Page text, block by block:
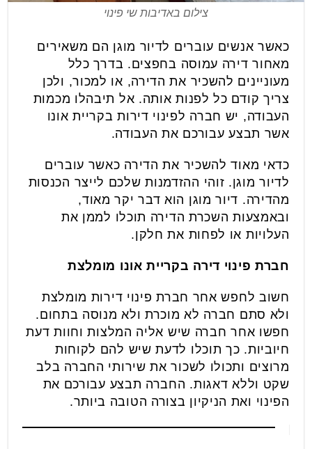
צילום באדיבות שי פינוי
כאשר אנשים עוברים לדיור מוגן הם משאירים
מאחור דירה עמוסה בחפצים. בדרך כלל
מעוניינים להשכיר את הדירה, או למכור, ולכן
צריך קודם כל לפנות אותה. אל תיבהלו מכמות
העבודה, יש חברה לפינוי דירות בקריית אונו
אשר תבצע עבורכם את העבודה.
כדאי מאוד להשכיר את הדירה כאשר עוברים
לדיור מוגן. זוהי ההזדמנות שלכם לייצר הכנסות
מהדירה. דיור מוגן הוא דבר יקר מאוד,
ובאמצעות השכרת הדירה תוכלו לממן את
העלויות או לפחות את חלקן.
חברת פינוי דירה בקריית אונו מומלצת
חשוב לחפש אחר חברת פינוי דירות מומלצת
ולא סתם חברה לא מוכרת ולא מנוסה בתחום.
חפשו אחר חברה שיש אליה המלצות וחוות דעת
חיוביות. כך תוכלו לדעת שיש להם לקוחות
מרוצים ותכולו לשכור את שירותי החברה בלב
שקט וללא דאגות. החברה תבצע עבורכם את
הפינוי ואת הניקיון בצורה הטובה ביותר.